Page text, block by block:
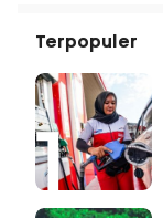
Terpopuler